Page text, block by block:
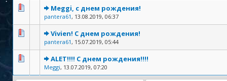
Meggi, с днем рождения!
pantera61, 13.08.2019, 06:37
Vivien! С днем рождения!
pantera61, 15.07.2019, 05:44
ALET!!!! С днем рождения!!!!
Meggi, 13.07.2019, 07:20